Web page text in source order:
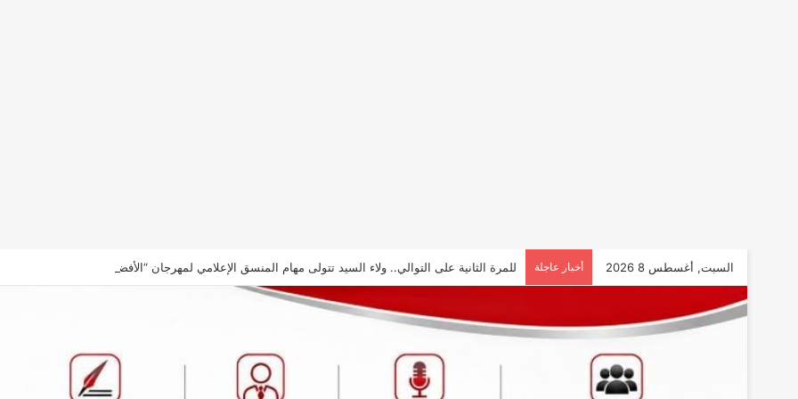
السبت, أغسطس 8 2026 أخبار عاجلة للمرة الثانية على التوالي.. ولاء السيد تتولى مهام المنسق الإعلامي لمهرجان “الأفضل بين الأفضل” في دورته